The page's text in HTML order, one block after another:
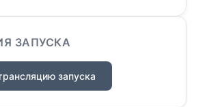
ЗАПУСКА
запуска